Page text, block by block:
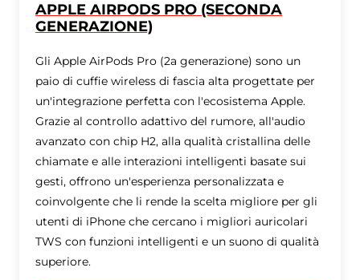
APPLE AIRPODS PRO (SECONDA
GENERAZIONE)
Gli Apple AirPods Pro (2a generazione) sono un
paio di cuffie wireless di fascia alta progettate per
un'integrazione perfetta con l'ecosistema Apple.
Grazie al controllo adattivo del rumore, all'audio
avanzato con chip H2, alla qualità cristallina delle
chiamate e alle interazioni intelligenti basate sui
gesti, offrono un'esperienza personalizzata e
coinvolgente che li rende la scelta migliore per gli
utenti di iPhone che cercano i migliori auricolari
TWS con funzioni intelligenti e un suono di qualità
superiore.